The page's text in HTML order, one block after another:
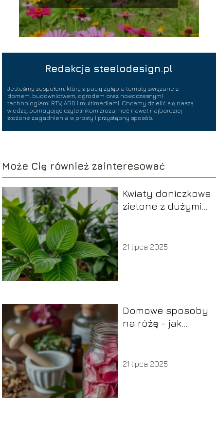
Redakcja steelodesign.pl
Jesteśmy zespołem, który z pasją zgłębia tematy związane z
domem, budownictwem, ogrodem oraz nowoczesnymi
technologiami RTV, AGD i multimediami. Chcemy dzielić się naszą
wiedzą, pomagając czytelnikom zrozumieć nawet najbardziej
złożone zagadnienia w prosty i przystępny sposób.
Może Cię również zainteresować
Kwiaty doniczkowe
zielone z dużymi
21 lipca 2025
Domowe sposoby
na różę – jak
21 lipca 2025